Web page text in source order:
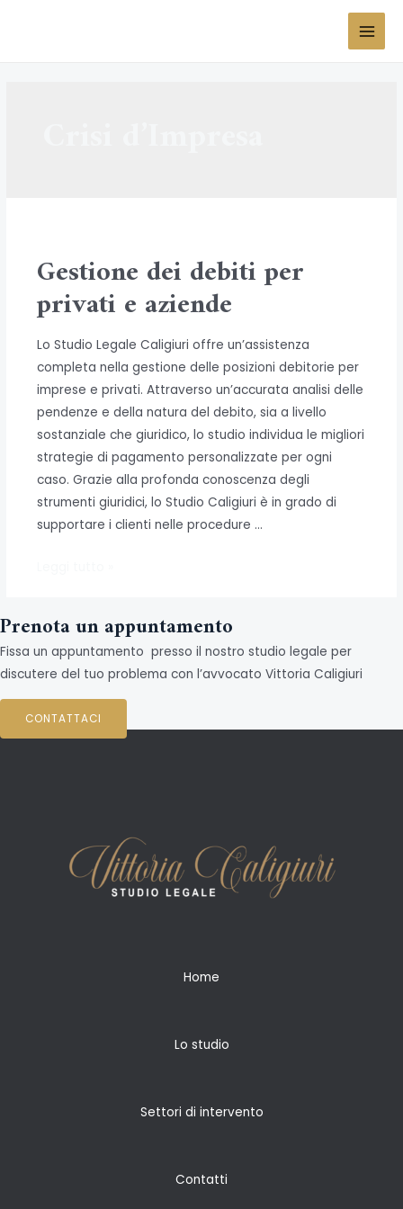
Gestione dei debiti per
privati e aziende
Lo Studio Legale Caligiuri offre un’assistenza
completa nella gestione delle posizioni debitorie per
imprese e privati. Attraverso un’accurata analisi delle
pendenze e della natura del debito, sia a livello
sostanziale che giuridico, lo studio individua le migliori
strategie di pagamento personalizzate per ogni
caso. Grazie alla profonda conoscenza degli
strumenti giuridici, lo Studio Caligiuri è in grado di
supportare i clienti nelle procedure …
per
privati
e
aziende
Prenota un appuntamento
Fissa un appuntamento presso il nostro studio legale per
discutere del tuo problema con l’avvocato Vittoria Caligiuri
CONTATTACI
Home
Lo studio
Settori di intervento
Contatti